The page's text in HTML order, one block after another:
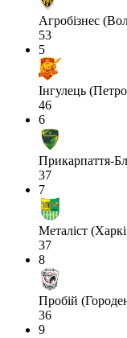
Агробізнес
53
5
Інгулець
46
6
Прикарпаття-
37
7
Металіст
37
8
Пробій
36
9